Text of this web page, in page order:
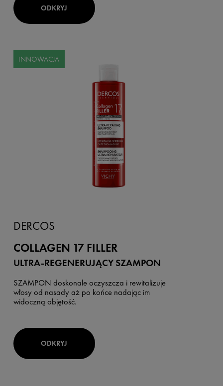
ODKRYJ
INNOWACJA
DERCOS
COLLAGEN 17 FILLER
ULTRA-REGENERUJĄCY SZAMPON
SZAMPON doskonale oczyszcza i rewitalizuje
włosy od nasady aż po końce nadając im
widoczną objętość.
ODKRYJ